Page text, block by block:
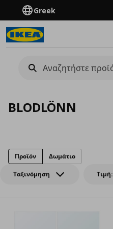
Greek
BLODLÖNN
Ταξινόμηση Τιμή:
Προϊόν Δωμάτιο